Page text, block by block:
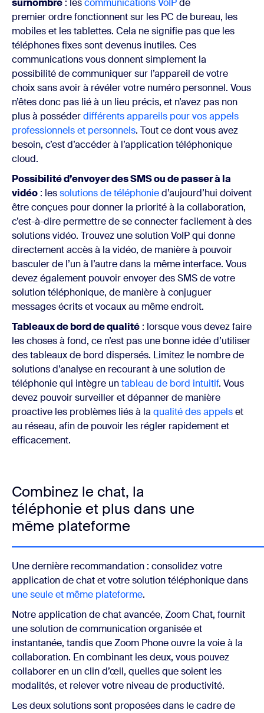
surnombre : lescommunications VoIPde
premier ordre fonctionnent sur les PC de bureau, les
mobiles et les tablettes. Cela ne signifie pas que les
téléphones fixes sont devenus inutiles. Ces
communications vous donnent simplement la
possibilité de communiquer sur l’appareil de votre
choix sans avoir à révéler votre numéro personnel. Vous
n’êtes donc pas lié à un lieu précis, et n’avez pas non
plus à posséderdifférents appareils pour vos appels
professionnels et personnels. Tout ce dont vous avez
besoin, c’est d’accéder à l’application téléphonique
cloud.
Possibilité d’envoyer des SMS ou de passer à la
vidéo : lessolutions de téléphonied’aujourd’hui doivent
être conçues pour donner la priorité à la collaboration,
c’est-à-dire permettre de se connecter facilement à des
solutions vidéo. Trouvez une solution VoIP qui donne
directement accès à la vidéo, de manière à pouvoir
basculer de l’un à l’autre dans la même interface. Vous
devez également pouvoir envoyer des SMS de votre
solution téléphonique, de manière à conjuguer
messages écrits et vocaux au même endroit.
Tableaux de bord de qualité : lorsque vous devez faire
les choses à fond, ce n’est pas une bonne idée d’utiliser
des tableaux de bord dispersés. Limitez le nombre de
solutions d’analyse en recourant à une solution de
téléphonie qui intègre untableau de bord intuitif. Vous
devez pouvoir surveiller et dépanner de manière
proactive les problèmes liés à la qualité des appelset
au réseau, afin de pouvoir les régler rapidement et
efficacement.
Combinez le chat, la
téléphonie et plus dans une
même plateforme
Une dernière recommandation : consolidez votre
application de chat et votre solution téléphonique dans
une seule et même plateforme.
Notre application de chat avancée, Zoom Chat, fournit
une solution de communication organisée et
instantanée, tandis que Zoom Phone ouvre la voie à la
collaboration. En combinant les deux, vous pouvez
collaborer en un clin d’œil, quelles que soient les
modalités, et relever votre niveau de productivité.
Les deux solutions sont proposées dans le cadre de